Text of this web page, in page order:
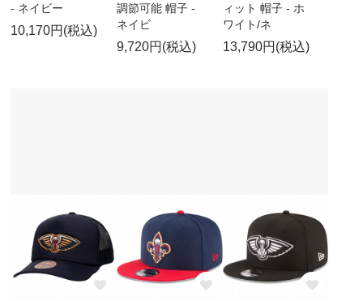
- ネイビー
10,170円(税込)
調節可能 帽子 -
ネイビ
9,720円(税込)
ィット 帽子 - ホ
ワイト/ネ
13,790円(税込)